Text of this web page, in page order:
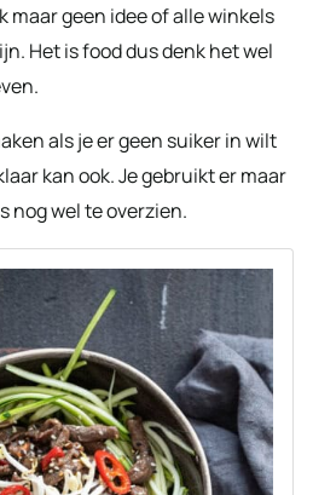
maar geen idee of alle winkels
Het is food dus denk het wel
als je er geen suiker in wilt
kan ook. Je gebruikt er maar
nog wel te overzien.